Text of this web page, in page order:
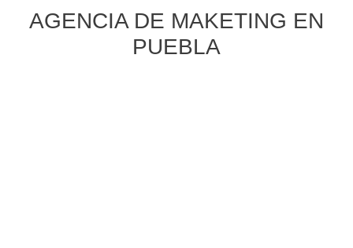
AGENCIA DE MAKETING EN
PUEBLA